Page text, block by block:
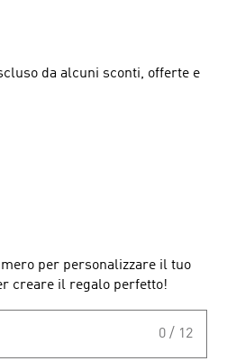
da alcuni sconti, offerte e
per personalizzare il tuo
creare il regalo perfetto!
0 / 12